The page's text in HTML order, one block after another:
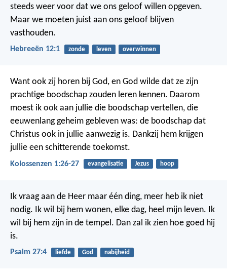
steeds weer voor dat we ons geloof willen opgeven.
Maar we moeten juist aan ons geloof blijven
vasthouden.
Hebreeën 12:1 zonde leven overwinnen
Want ook zij horen bij God, en God wilde dat ze zijn
prachtige boodschap zouden leren kennen. Daarom
moest ik ook aan jullie die boodschap vertellen, die
eeuwenlang geheim gebleven was: de boodschap dat
Christus ook in jullie aanwezig is. Dankzij hem krijgen
jullie een schitterende toekomst.
Kolossenzen 1:26-27 evangelisatie Jezus hoop
Ik vraag aan de Heer maar één ding, meer heb ik niet
nodig. Ik wil bij hem wonen, elke dag, heel mijn leven. Ik
wil bij hem zijn in de tempel. Dan zal ik zien hoe goed hij
is.
Psalm 27:4 liefde God nabijheid